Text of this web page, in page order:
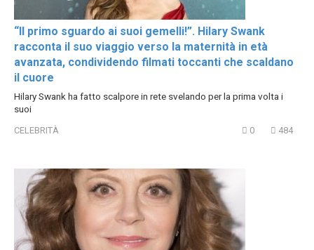
“Il primo sguardo ai suoi gemelli!”. Hilary Swank
racconta il suo viaggio verso la maternità in età
avanzata, condividendo filmati toccanti che scaldano
il cuore
Hilary Swank ha fatto scalpore in rete svelando per la prima volta i
suoi
CELEBRITÀ 0 484